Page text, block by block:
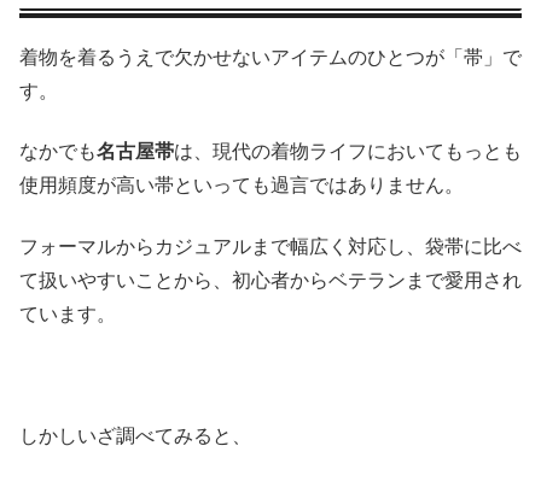
着物を着るうえで欠かせないアイテムのひとつが「帯」で
す。
なかでも名古屋帯は、現代の着物ライフにおいてもっとも
使用頻度が高い帯といっても過言ではありません。
フォーマルからカジュアルまで幅広く対応し、袋帯に比べ
て扱いやすいことから、初心者からベテランまで愛用され
ています。
しかしいざ調べてみると、